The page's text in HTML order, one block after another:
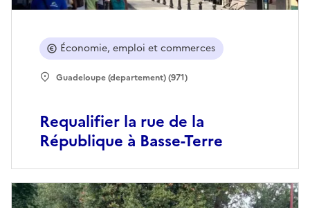
Requalifier la rue de la
République à Basse-Terre
Économie, emploi et commerces
Guadeloupe (departement) (971)